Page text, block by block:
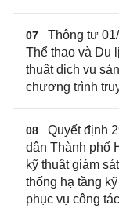
07
Thông tư
Thể thao và Du
thuật dịch vụ
chương trình
08
Quyết định
dân Thành phố
kỹ thuật giám
thống hạ tầng
phục vụ công